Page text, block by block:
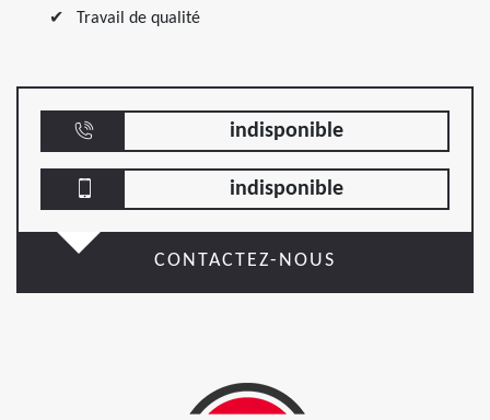
Travail de qualité
indisponible
indisponible
CONTACTEZ-NOUS